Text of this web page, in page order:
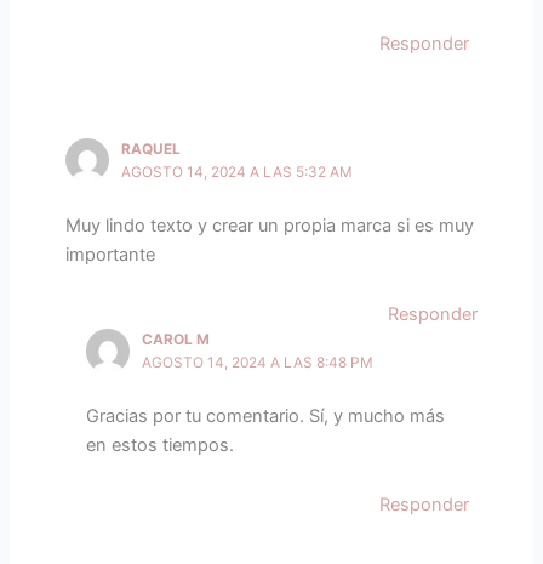
Responder
RAQUEL
AGOSTO 14, 2024 A LAS 5:32 AM
Muy lindo texto y crear un propia marca si es muy
importante
Responder
CAROL M
AGOSTO 14, 2024 A LAS 8:48 PM
Gracias por tu comentario. Sí, y mucho más
en estos tiempos.
Responder